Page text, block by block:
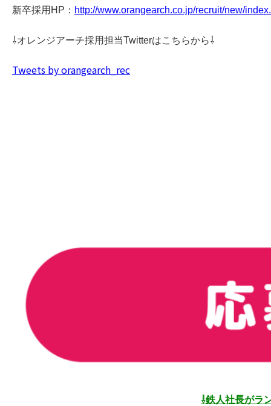
新卒採用HP： http://www.orangearch.co.jp/recruit/new/
⇩オレンジアーチ採用担当Twitterはこちらから⇩
Tweets by orangearch_rec
⇩鉄人社長がラ